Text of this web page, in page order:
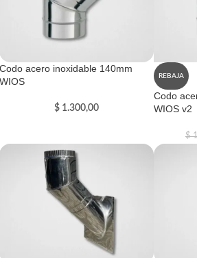
Codo acero inoxidable 140mm
WIOS
$ 1.300,00
REBAJA
Codo
WIOS v2
$